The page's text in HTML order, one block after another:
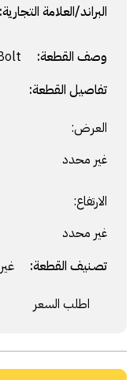
البراند/العلامة التجارية:
وصف القطعة:
تفاصيل القطعة:
العرض:
غير محدد
الارتفاع:
غير محدد
تصنيف القطعة:
اطلب السعر